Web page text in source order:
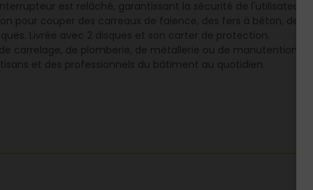
est relâché, garantissant la sécurité de l'utilisateur
pour couper des carreaux de faience, des fers à béton, des
Livrée avec 2 disques et son carter de protection.
carrelage, de plomberie, de métallerie ou de manutention,
et des professionnels du bâtiment au quotidien.